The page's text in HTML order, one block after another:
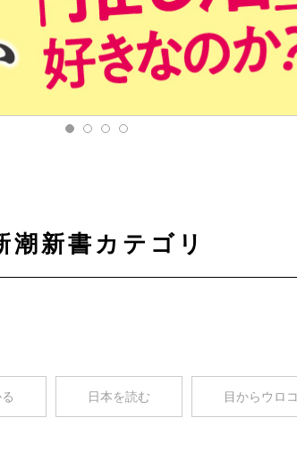
潮新書カテゴリ
日本を読む 目からウロコ